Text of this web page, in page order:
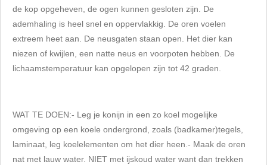
de kop opgeheven, de ogen kunnen gesloten zijn. De
ademhaling is heel snel en oppervlakkig. De oren voelen
extreem heet aan. De neusgaten staan open. Het dier kan
niezen of kwijlen, een natte neus en voorpoten hebben. De
lichaamstemperatuur kan opgelopen zijn tot 42 graden.
WAT TE DOEN:- Leg je konijn in een zo koel mogelijke
omgeving op een koele ondergrond, zoals (badkamer)tegels,
laminaat, leg koelelementen om het dier heen.- Maak de oren
nat met lauw water. NIET met ijskoud water want dan trekken